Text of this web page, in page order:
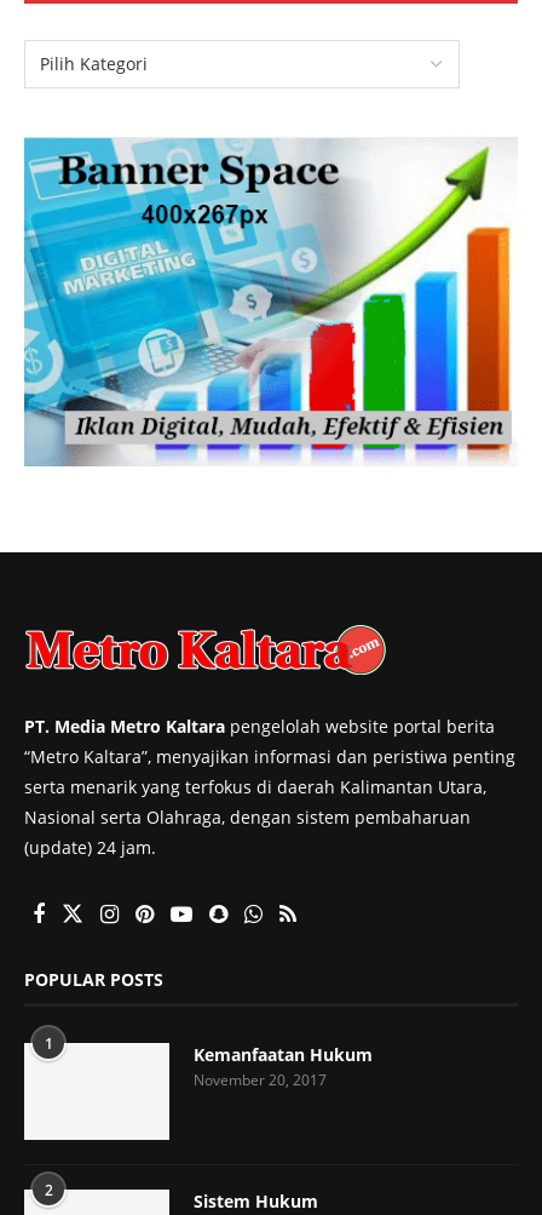
PT. Media Metro Kaltara pengelolah website portal berita
“Metro Kaltara”, menyajikan informasi dan peristiwa penting
serta menarik yang terfokus di daerah Kalimantan Utara,
Nasional serta Olahraga, dengan sistem pembaharuan
(update) 24 jam.
POPULAR POSTS
1 Kemanfaatan Hukum
November 20, 2017
2 Sistem Hukum